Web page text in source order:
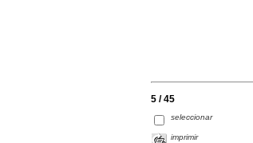
5 / 45
seleccionar
imprimir